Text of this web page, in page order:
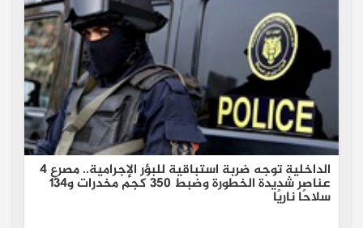
الداخلية توجه ضربة استباقية للبؤر الإجرامية.. مصرع 4
عناصر شديدة الخطورة وضبط 350 كجم مخدرات و134
سلاحًا ناريًا